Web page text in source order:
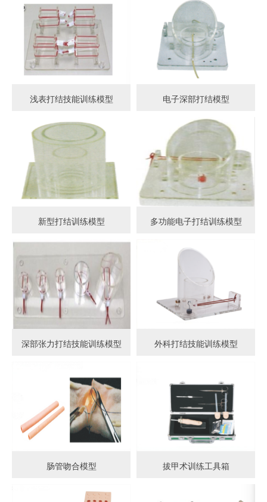
浅表打结技能训练模型 电子深部打结模型
新型打结训练模型 多功能电子打结训练模型
深部张力打结技能训练模型 外科打结技能训练模型
肠管吻合模型 拔甲术训练工具箱